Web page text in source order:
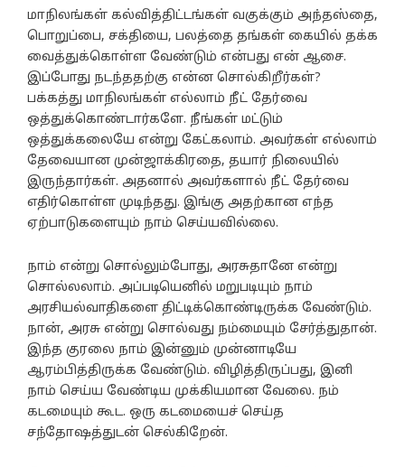
மாநிலங்கள் கல்வித்திட்டங்கள் வகுக்கும் அந்தஸ்தை,
பொறுப்பை, சக்தியை, பலத்தை தங்கள் கையில் தக்க
வைத்துக்கொள்ள வேண்டும் என்பது என் ஆசை.
இப்போது நடந்ததற்கு என்ன சொல்கிறீர்கள்?
பக்கத்து மாநிலங்கள் எல்லாம் நீட் தேர்வை
ஒத்துக்கொண்டார்களே. நீங்கள் மட்டும்
ஒத்துக்கலையே என்று கேட்கலாம். அவர்கள் எல்லாம்
தேவையான முன்ஜாக்கிரதை, தயார் நிலையில்
இருந்தார்கள். அதனால் அவர்களால் நீட் தேர்வை
எதிர்கொள்ள முடிந்தது. இங்கு அதற்கான எந்த
ஏற்பாடுகளையும் நாம் செய்யவில்லை.
நாம் என்று சொல்லும்போது, அரசுதானே என்று
சொல்லலாம். அப்படியெனில் மறுபடியும் நாம்
அரசியல்வாதிகளை திட்டிக்கொண்டிருக்க வேண்டும்.
நான், அரசு என்று சொல்வது நம்மையும் சேர்த்துதான்.
இந்த குரலை நாம் இன்னும் முன்னாடியே
ஆரம்பித்திருக்க வேண்டும். விழித்திருப்பது, இனி
நாம் செய்ய வேண்டிய முக்கியமான வேலை. நம்
கடமையும் கூட. ஒரு கடமையைச் செய்த
சந்தோஷத்துடன் செல்கிறேன்.